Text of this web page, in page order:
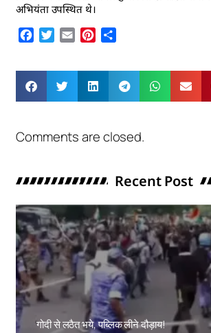
अभियंता उपस्थित थे।
Facebook
Twitter
Email Pinterest
Comments are closed.
Recent Post
गोदी से लठैत भये, पब्लिक लीने दौड़ाय!